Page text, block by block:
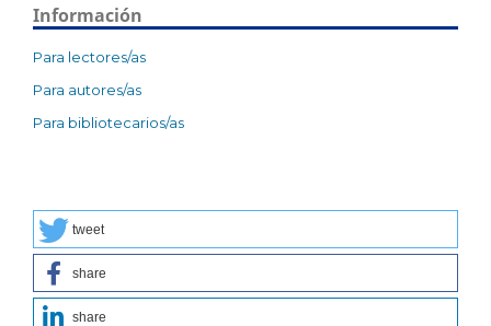
Información
Para lectores/as
Para autores/as
Para bibliotecarios/as
tweet
share
share